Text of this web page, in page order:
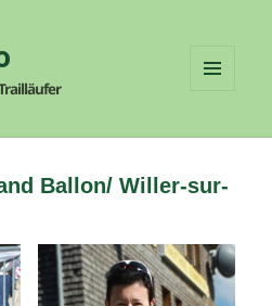
WIDGETS
Ballon/ Willer-sur-